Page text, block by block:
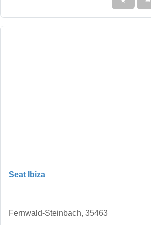
Seat Ibiza
Fernwald-Steinbach, 35463